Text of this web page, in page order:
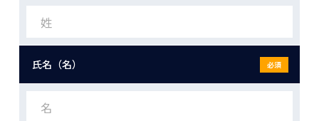
氏名（名） 必須